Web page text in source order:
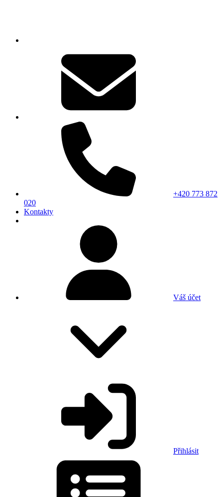
+420 773 872
020
Kontakty
Váš účet
Přihlásit